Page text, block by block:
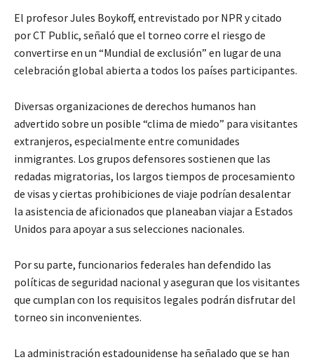
El profesor Jules Boykoff, entrevistado por NPR y citado
por CT Public, señaló que el torneo corre el riesgo de
convertirse en un “Mundial de exclusión” en lugar de una
celebración global abierta a todos los países participantes.
Diversas organizaciones de derechos humanos han
advertido sobre un posible “clima de miedo” para visitantes
extranjeros, especialmente entre comunidades
inmigrantes. Los grupos defensores sostienen que las
redadas migratorias, los largos tiempos de procesamiento
de visas y ciertas prohibiciones de viaje podrían desalentar
la asistencia de aficionados que planeaban viajar a Estados
Unidos para apoyar a sus selecciones nacionales.
Por su parte, funcionarios federales han defendido las
políticas de seguridad nacional y aseguran que los visitantes
que cumplan con los requisitos legales podrán disfrutar del
torneo sin inconvenientes.
La administración estadounidense ha señalado que se han